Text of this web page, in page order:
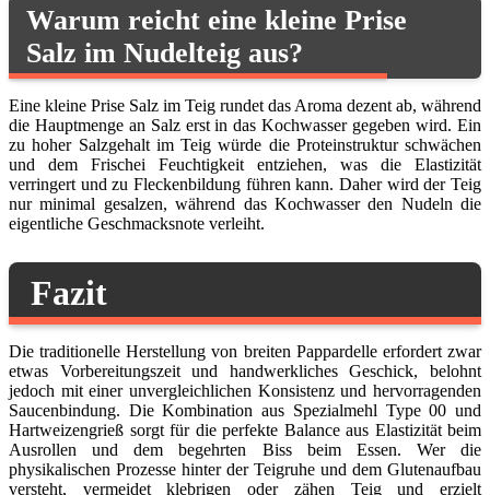
Warum reicht eine kleine Prise
Salz im Nudelteig aus?
Eine kleine Prise Salz im Teig rundet das Aroma dezent ab, während
die Hauptmenge an Salz erst in das Kochwasser gegeben wird. Ein
zu hoher Salzgehalt im Teig würde die Proteinstruktur schwächen
und dem Frischei Feuchtigkeit entziehen, was die Elastizität
verringert und zu Fleckenbildung führen kann. Daher wird der Teig
nur minimal gesalzen, während das Kochwasser den Nudeln die
eigentliche Geschmacksnote verleiht.
Fazit
Die traditionelle Herstellung von breiten Pappardelle erfordert zwar
etwas Vorbereitungszeit und handwerkliches Geschick, belohnt
jedoch mit einer unvergleichlichen Konsistenz und hervorragenden
Saucenbindung. Die Kombination aus Spezialmehl Type 00 und
Hartweizengrieß sorgt für die perfekte Balance aus Elastizität beim
Ausrollen und dem begehrten Biss beim Essen. Wer die
physikalischen Prozesse hinter der Teigruhe und dem Glutenaufbau
versteht, vermeidet klebrigen oder zähen Teig und erzielt